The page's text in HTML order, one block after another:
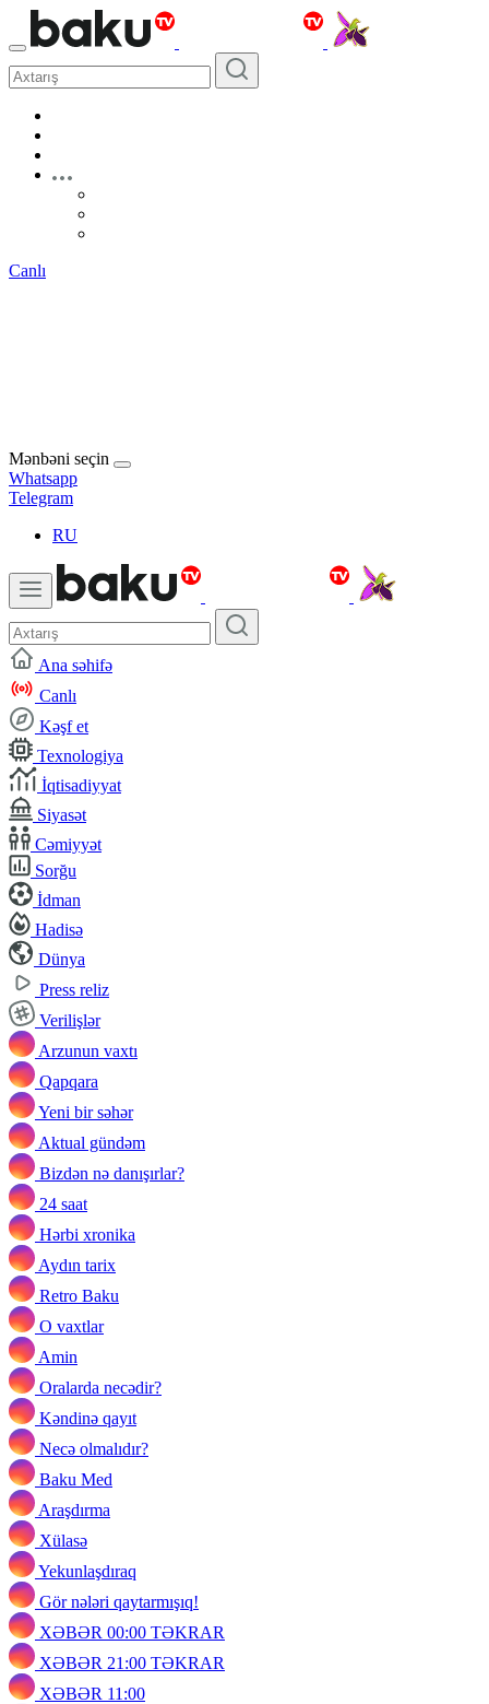
Canlı
Mənbəni seçin
Whatsapp
Telegram
RU
Ana səhifə
Canlı
Kəşf et
Texnologiya
İqtisadiyyat
Siyasət
Cəmiyyət
Sorğu
İdman
Hadisə
Dünya
Press reliz
Verilişlər
Arzunun vaxtı
Qapqara
Yeni bir səhər
Aktual gündəm
Bizdən nə danışırlar?
24 saat
Hərbi xronika
Aydın tarix
Retro Baku
O vaxtlar
Amin
Oralarda necədir?
Kəndinə qayıt
Necə olmalıdır?
Baku Med
Araşdırma
Xülasə
Yekunlaşdıraq
Gör nələri qaytarmışıq!
XƏBƏR 00:00 TƏKRAR
XƏBƏR 21:00 TƏKRAR
XƏBƏR 11:00